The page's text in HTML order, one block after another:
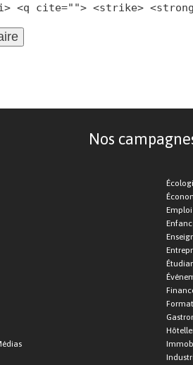
<q cite=""> <strike>
Nos
Emploi